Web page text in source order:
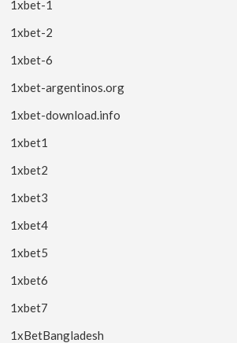
1xbet-1
1xbet-2
1xbet-6
1xbet-argentinos.org
1xbet-download.info
1xbet1
1xbet2
1xbet3
1xbet4
1xbet5
1xbet6
1xbet7
1xBetBangladesh